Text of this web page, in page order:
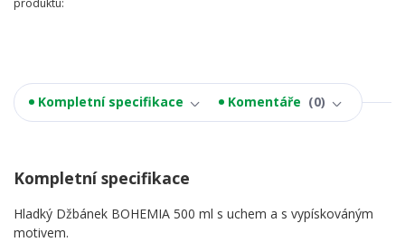
produktu:
Kompletní specifikace Komentáře 0
Kompletní specifikace
Hladký Džbánek BOHEMIA 500 ml s uchem a s vypískováným
motivem.